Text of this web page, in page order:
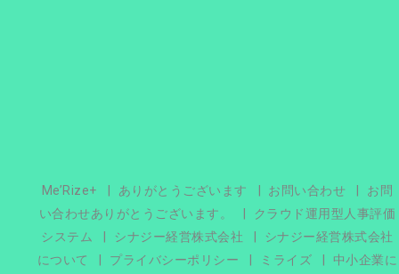
Me’Rize+ ありがとうございます お問い合わせ
お問
い合わせありがとうございます。
クラウド運用型人事評価
システム
シナジー経営株式会社
シナジー経営株式会社
について
プライバシーポリシー ミライズ
中小企業に